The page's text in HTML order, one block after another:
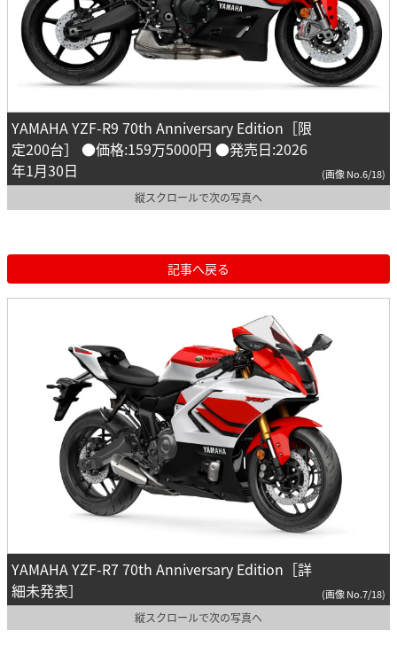
YAMAHA YZF-R9 70th Anniversary Edition［限
定200台］ ●価格:159万5000円 ●発売日:2026
年1月30日
(画像 No.6/18)
縦スクロールで次の写真へ
記事へ戻る
YAMAHA YZF-R7 70th Anniversary Edition［詳
細未発表］
(画像 No.7/18)
縦スクロールで次の写真へ